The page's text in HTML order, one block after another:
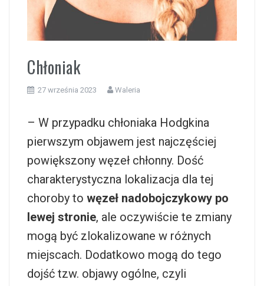
Chłoniak
27 września 2023 Waleria
– W przypadku chłoniaka Hodgkina
pierwszym objawem jest najczęściej
powiększony węzeł chłonny. Dość
charakterystyczna lokalizacja dla tej
choroby to węzeł nadobojczykowy po
lewej stronie, ale oczywiście te zmiany
mogą być zlokalizowane w różnych
miejscach. Dodatkowo mogą do tego
dojść tzw. objawy ogólne, czyli